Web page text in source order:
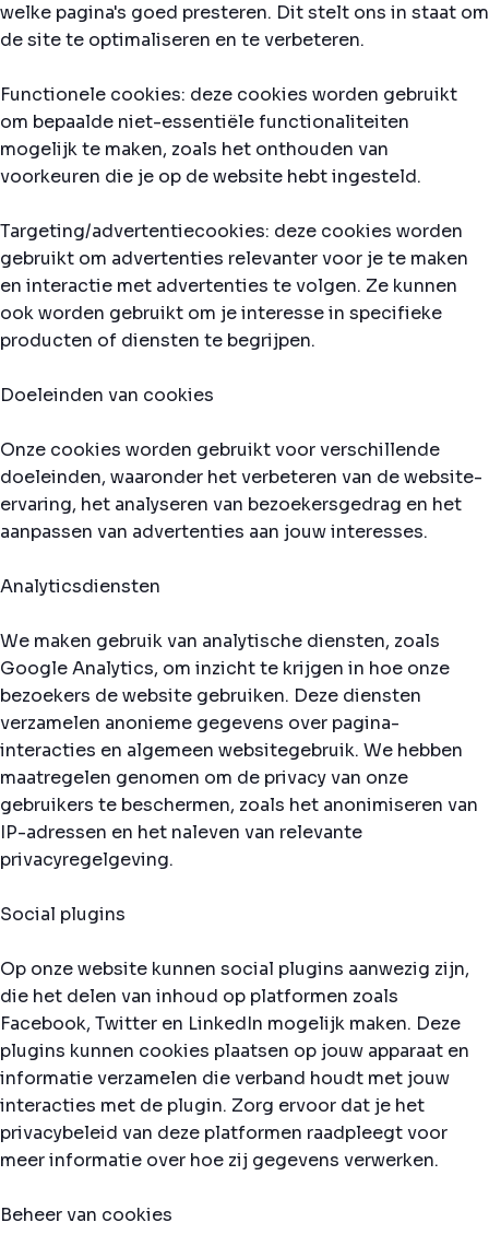
welke pagina's goed presteren. Dit stelt ons in staat om
de site te optimaliseren en te verbeteren.
Functionele cookies: deze cookies worden gebruikt
om bepaalde niet-essentiële functionaliteiten
mogelijk te maken, zoals het onthouden van
voorkeuren die je op de website hebt ingesteld.
Targeting/advertentiecookies: deze cookies worden
gebruikt om advertenties relevanter voor je te maken
en interactie met advertenties te volgen. Ze kunnen
ook worden gebruikt om je interesse in specifieke
producten of diensten te begrijpen.
Doeleinden van cookies
Onze cookies worden gebruikt voor verschillende
doeleinden, waaronder het verbeteren van de website-
ervaring, het analyseren van bezoekersgedrag en het
aanpassen van advertenties aan jouw interesses.
Analyticsdiensten
We maken gebruik van analytische diensten, zoals
Google Analytics, om inzicht te krijgen in hoe onze
bezoekers de website gebruiken. Deze diensten
verzamelen anonieme gegevens over pagina-
interacties en algemeen websitegebruik. We hebben
maatregelen genomen om de privacy van onze
gebruikers te beschermen, zoals het anonimiseren van
IP-adressen en het naleven van relevante
privacyregelgeving.
Social plugins
Op onze website kunnen social plugins aanwezig zijn,
die het delen van inhoud op platformen zoals
Facebook, Twitter en LinkedIn mogelijk maken. Deze
plugins kunnen cookies plaatsen op jouw apparaat en
informatie verzamelen die verband houdt met jouw
interacties met de plugin. Zorg ervoor dat je het
privacybeleid van deze platformen raadpleegt voor
meer informatie over hoe zij gegevens verwerken.
Beheer van cookies